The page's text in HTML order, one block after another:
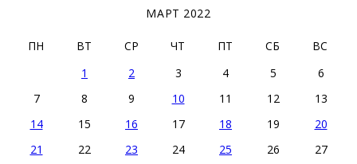
МАРТ 2022
ПН ВТ СР ЧТ ПТ СБ
ВС
1
2 3 4 5
6
7
8 9 10 11 12
13
14
15 16 17 18 19
20
21
22 23 24 25 26
27